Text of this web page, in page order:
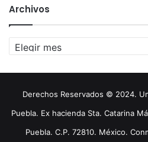
Archivos
Archivos
Derechos Reservados © 2024.
Puebla. Ex hacienda Sta. Catarina
Puebla. C.P. 72810. México.